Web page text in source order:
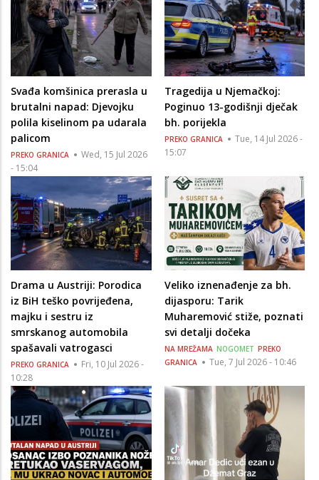
Svađa komšinica prerasla u
brutalni napad: Djevojku
polila kiselinom pa udarala
palicom
PREKO GRANICA
Wed, 15 Jul 2026
- 15:04
Tragedija u Njemačkoj:
Poginuo 13-godišnji dječak
bh. porijekla
PREKO GRANICA
Tue, 14 Jul 2026 -
15:07
Drama u Austriji: Porodica
iz BiH teško povrijeđena,
majku i sestru iz
smrskanog automobila
spašavali vatrogasci
PREKO GRANICA
Fri, 10 Jul 2026 -
10:28
Veliko iznenađenje za bh.
dijasporu: Tarik
Muharemović stiže, poznati
svi detalji dočeka
NA MREŽAMA NOGOMET PREKO
GRANICA
Tue, 7 Jul 2026 - 10:46